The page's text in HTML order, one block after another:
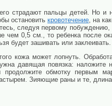
страдают пальцы детей. Но и
остановить кровотечение, на
следуя первому
чем 0,5 см., то ребенка после
будет зашивать или заклеивать.
кожа может лопнуть.
давящая повязка:
продолжите обмотку первым
Зияющие раны и те,